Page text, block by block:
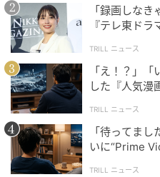
「録画しな
『テレ東ドラ
TRILL ニュース
「え！？」
した『人気漫
TRILL ニュース
「待ってま
いに“Prime
TRILL ニュース